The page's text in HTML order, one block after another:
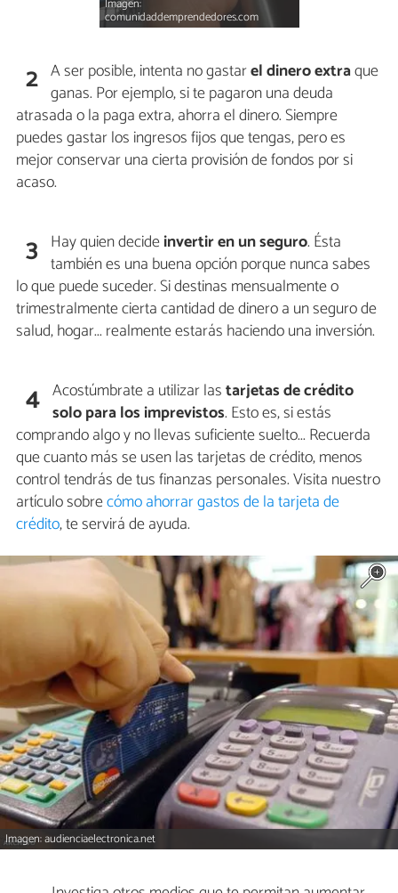
Imagen:
comunidaddemprendedores.com
2 A ser posible, intenta no gastareldinero extraque
ganas. Por ejemplo, si te pagaron una deuda
atrasada o la paga extra, ahorra el dinero. Siempre
puedes gastar los ingresos fijos que tengas, pero es
mejor conservar una cierta provisión de fondos por si
acaso.
3 Hay quien decideinvertir en un seguro. Ésta
también es una buena opción porque nunca sabes
lo que puede suceder. Si destinas mensualmente o
trimestralmente cierta cantidad de dinero a un seguro de
salud, hogar... realmente estarás haciendo una inversión.
4 Acostúmbrate a utilizar lastarjetas de crédito
solo para los imprevistos. Esto es, si estás
comprando algo y no llevas suficiente suelto... Recuerda
que cuanto más se usen las tarjetas de crédito, menos
control tendrás de tus finanzas personales. Visita nuestro
artículo sobrecómo ahorrar gastos de la tarjeta de
crédito, te servirá de ayuda.
Imagen: audienciaelectronica.net